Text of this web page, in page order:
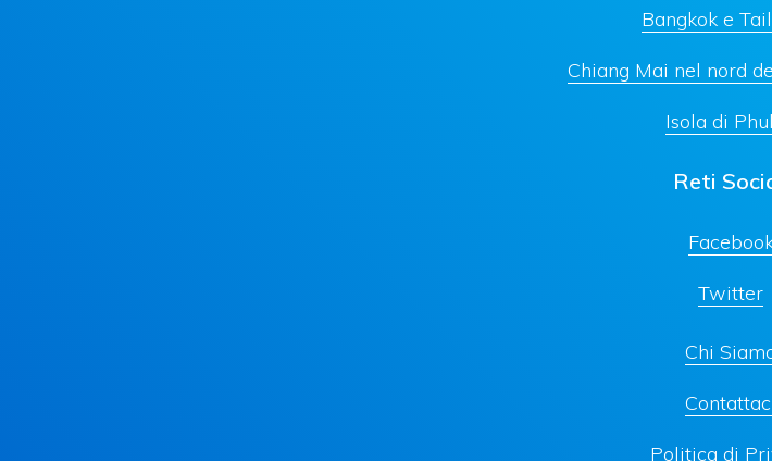
Bangkok e
Chiang Mai nel nord
Isola di
Reti
Twitter
Chi
Politica di